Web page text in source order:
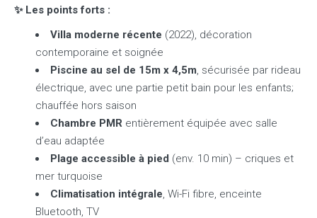
✨ Les points forts :
Villa moderne récente (2022), décoration
contemporaine et soignée
Piscine au sel de 15m x 4,5m, sécurisée par rideau
électrique, avec une partie petit bain pour les enfants;
chauffée hors saison
Chambre PMR entièrement équipée avec salle
d’eau adaptée
Plage accessible à pied (env. 10 min) – criques et
mer turquoise
Climatisation intégrale, Wi-Fi fibre, enceinte
Bluetooth, TV